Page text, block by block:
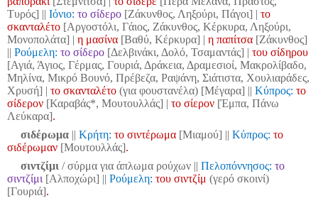
Τυρός] || Ιόνιο: το σίδερο [Ζάκυνθος, Ληξούρι, Πάγοι] | το
σκανταλέτο [Αργοστόλι, Γάιος, Ζάκυνθος, Κέρκυρα, Ληξούρι,
Μονοπολάτα] | η μασίνα [Βαθύ, Κέρκυρα] | η παπίτσα [Ζάκυνθος]
|| Ρούμελη: το σίδερο [Δελβινάκι, Δολό, Τσαμαντάς] | του σίδηρου
[Αγιά, Άγιος, Γέρμας, Γουριά, Δράκεια, Δραμεσιοί, Μακρολίβαδο,
Μηλίνα, Μικρό Βουνό, Πρέβεζα, Ραψάνη, Σιάτιστα, Χουλιαράδες,
Χρυσή] | το σκανταλέτο (για φουστανέλα) [Μέγαρα] || Κύπρος: το
σίδερον [Καραβάς*, Μουτουλλάς] | το σίερον [Έμπα, Πάνω
Λεύκαρα].
σιδέρωμα || Κρήτη: το σιντέρωμα [Μιαμού] || Κύπρος: το
σιδέρωμαν [Μουτουλλάς].
σιντζίμι / σύρμα για άπλωμα ρούχων || Πελοπόννησος: το
σιντζίμι [Αλποχώρι] || Ρούμελη: του σιντζίμ (γερό σκοινί)
[Γουριά].